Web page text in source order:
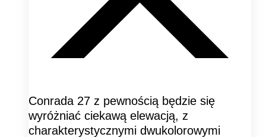
Conrada 27 z pewnością będzie się
wyróżniać ciekawą elewacją, z
charakterystycznymi dwukolorowymi